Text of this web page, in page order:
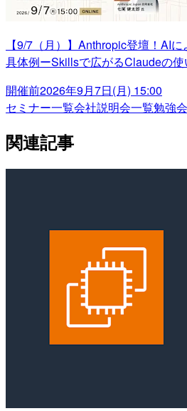
【9/7（月）】Anthropic登壇！AI
具体例ーSkillsで広がるClaudeの使
開催前2026年9月7日(月) 15:00
セミナー一覧会社説明会一覧勉強
関連記事